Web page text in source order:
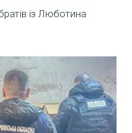
із Люботина